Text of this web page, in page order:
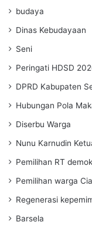
budaya
Dinas Kebudayaan
Seni
Peringati HDSD
DPRD Kabupaten
Hubungan Pola
Diserbu Warga
Nunu Karnudin
Pemilihan RT
Pemilihan warga
Regenerasi
Barsela